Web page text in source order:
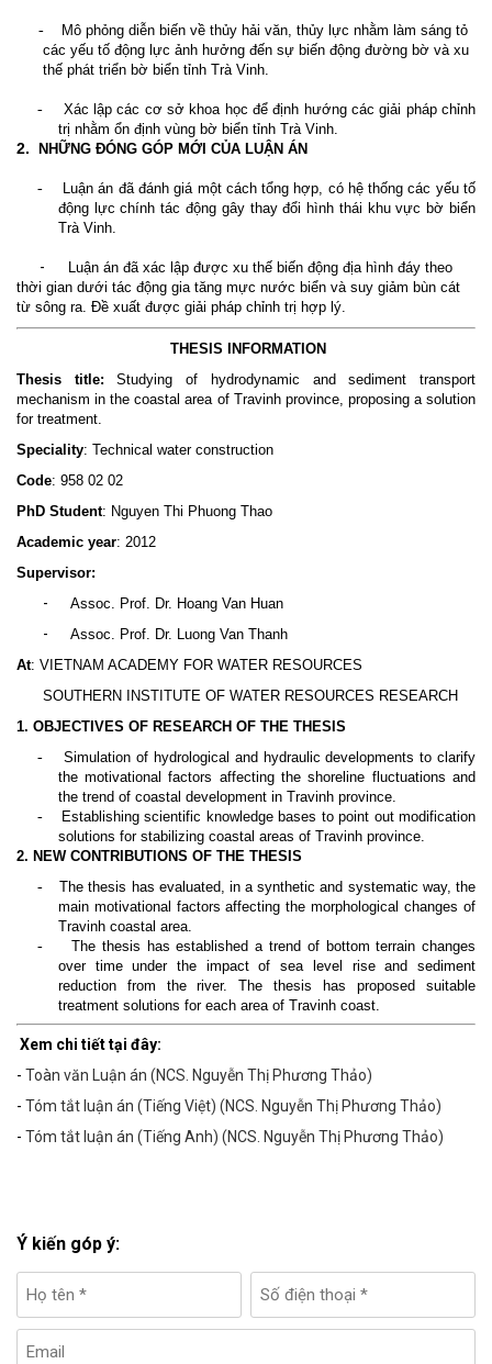
-
Mô phỏng diễn biến về thủy hải văn, thủy lực nhằm làm sáng tỏ
các yếu tố động lực ảnh hưởng đến sự biến động đường bờ và xu
thế phát triển bờ biển tỉnh Trà Vinh.
-
Xác lập các cơ sở khoa học để định hướng các giải pháp chỉnh
trị nhằm ổn định vùng bờ biển tỉnh Trà Vinh.
2. NHỮNG ĐÓNG GÓP MỚI CỦA LUẬN ÁN
-
Luận án đã đánh giá một cách tổng hợp, có hệ thống các yếu tố
động lực chính tác động gây thay đổi hình thái khu vực bờ biển
Trà Vinh.
- Luận án đã xác lập được xu thế biến động địa hình đáy theo
thời gian dưới tác động gia tăng mực nước biển và suy giảm bùn cát
từ sông ra. Đề xuất được giải pháp chỉnh trị hợp lý.
THESIS INFORMATION
Thesis title: Studying of hydrodynamic and sediment transport
mechanism in the coastal area of Travinh province, proposing a solution
for treatment.
Speciality: Technical water construction
Code: 958 02 02
PhD Student: Nguyen Thi Phuong Thao
Academic year: 2012
Supervisor:
- Assoc. Prof. Dr. Hoang Van Huan
-
Assoc. Prof. Dr. Luong Van Thanh
At: VIETNAM ACADEMY FOR WATER RESOURCES
SOUTHERN INSTITUTE OF WATER RESOURCES RESEARCH
1. OBJECTIVES OF RESEARCH OF THE THESIS
-
Simulation of hydrological and hydraulic developments to clarify
the motivational factors affecting the shoreline fluctuations and
the trend of coastal development in Travinh province.
-
Establishing scientific knowledge bases to point out modification
solutions for stabilizing coastal areas of Travinh province.
2. NEW CONTRIBUTIONS OF THE THESIS
-
The thesis has evaluated, in a synthetic and systematic way, the
main motivational factors affecting the morphological changes of
Travinh coastal area.
-
The thesis has established a trend of bottom terrain changes
over time under the impact of sea level rise and sediment
reduction from the river. The thesis has proposed suitable
treatment solutions for each area of Travinh coast.
Xem chi tiết tại đây:
- Toàn văn Luận án (NCS. Nguyễn Thị Phương Thảo)
- Tóm tắt luận án (Tiếng Việt) (NCS. Nguyễn Thị Phương Thảo)
- Tóm tắt luận án (Tiếng Anh) (NCS. Nguyễn Thị Phương Thảo)
Ý kiến góp ý: